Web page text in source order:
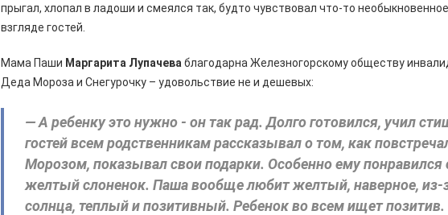
прыгал, хлопал в ладоши и смеялся так, будто чувствовал что-то
взгляде гостей.
Мама Паши Маргарита Лупачева благодарна Железногорскому обществу
Деда Мороза и Снегурочку – удовольствие не и дешевых:
— А ребенку это нужно - он так рад. Долго готовился, учил
гостей всем родственникам рассказывал о том, как
Морозом, показывал свои подарки. Особенно ему понравился
желтый слоненок. Паша вообще любит желтый, наверное, из-
солнца, теплый и позитивный. Ребенок во всем ищет позитив.